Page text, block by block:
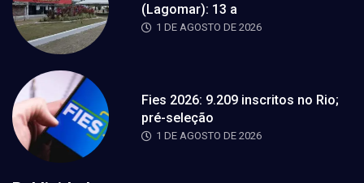
(Lagomar): 13 a
1 DE AGOSTO DE 2026
Fies 2026: 9.209 inscritos no Rio;
pré-seleção
1 DE AGOSTO DE 2026